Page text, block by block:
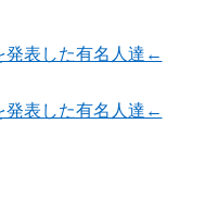
発表した有名人達←
発表した有名人達←